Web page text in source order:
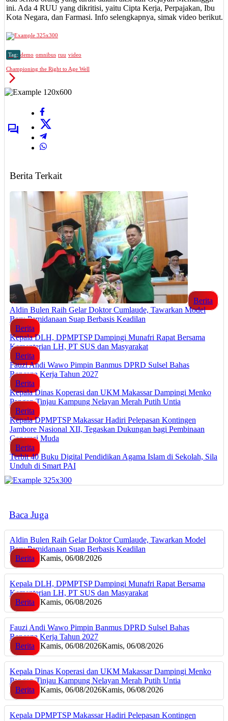
ini. Ada 4 RUU yang dikritisi, yaitu Cipta Kerja, Perpajakan, Ibu
Kota Negara, dan Farmasi. Info selengkapnya, simak video berikut.
Tag: demo omnibus ruu video
Championing the Right to Age Well
Berita Terkait
Berita
Aldin Bulen Raih Gelar Doktor Cumlaude, Tawarkan Model
Baru Pemidanaan Suap Berbasis Keadilan
Berita
Kepala DLH, DPMPTSP Dampingi Munafri Rapat Bersama
Kementerian LH, PT SUS dan Masyarakat
Berita
Fauzi Andi Wawo Pimpin Banmus DPRD Sulsel Bahas
Rencana Kerja Tahun 2027
Berita
Kepala Dinas Koperasi dan UKM Makassar Dampingi Menko
Pangan Tinjau Kampung Nelayan Merah Putih Untia
Berita
Kepala DPMPTSP Makassar Hadiri Pelepasan Kontingen
Jambore Nasional XII, Tegaskan Dukungan bagi Pembinaan
Generasi Muda
Berita
Terbit 40 Buku Digital Pendidikan Agama Islam di Sekolah, Sila
Unduh di Smart PAI
Baca Juga
Aldin Bulen Raih Gelar Doktor Cumlaude, Tawarkan Model
Baru Pemidanaan Suap Berbasis Keadilan
Berita
Kamis, 06/08/2026
Kepala DLH, DPMPTSP Dampingi Munafri Rapat Bersama
Kementerian LH, PT SUS dan Masyarakat
Berita
Kamis, 06/08/2026
Fauzi Andi Wawo Pimpin Banmus DPRD Sulsel Bahas
Rencana Kerja Tahun 2027
Berita
Kamis, 06/08/2026Kamis, 06/08/2026
Kepala Dinas Koperasi dan UKM Makassar Dampingi Menko
Pangan Tinjau Kampung Nelayan Merah Putih Untia
Berita
Kamis, 06/08/2026Kamis, 06/08/2026
Kepala DPMPTSP Makassar Hadiri Pelepasan Kontingen